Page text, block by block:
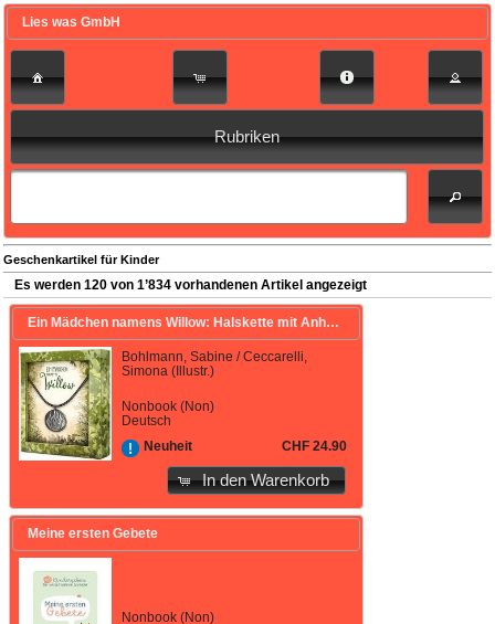
Lies was GmbH
Rubriken
Geschenkartikel für Kinder
Es werden 120 von 1’834 vorhandenen Artikel angezeigt
Ein Mädchen namens Willow: Halskette mit Anhänger (Element Feuer)
Bohlmann, Sabine / Ceccarelli,
Simona (Illustr.)
Nonbook (Non)
Deutsch
Neuheit
CHF 24.90
In den Warenkorb
Meine ersten Gebete
Nonbook (Non)